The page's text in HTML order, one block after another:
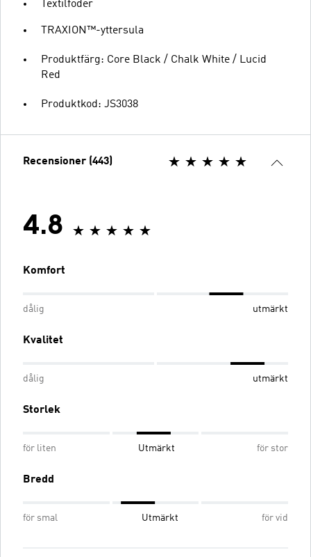
Textilfoder
TRAXION™-yttersula
Produktfärg: Core Black / Chalk White / Lucid
Red
Produktkod: JS3038
Recensioner (443)
4.8
Komfort
dålig utmärkt
Kvalitet
dålig utmärkt
Storlek
för liten Utmärkt för stor
Bredd
för smal Utmärkt för vid